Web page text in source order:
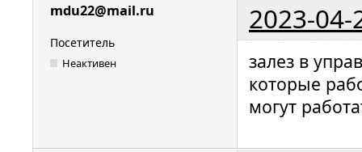
mdu22@mail.ru 2023-04-
Посетитель
Неактивен
залез в
которые
могут